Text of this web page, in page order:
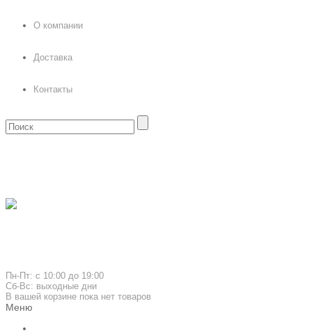
О компании
Доставка
Контакты
Пн-Пт: с 10:00 до 19:00
Сб-Вс: выходные дни
В вашей корзине пока нет товаров
Меню